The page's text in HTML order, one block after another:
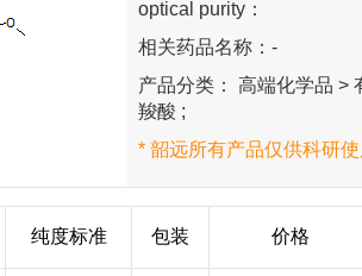
optical purity：
相关药品名称：-
产品分类： 高端化学品 >
羧酸 ;
* 韶远所有产品仅供科研
纯度标准 包装 价格